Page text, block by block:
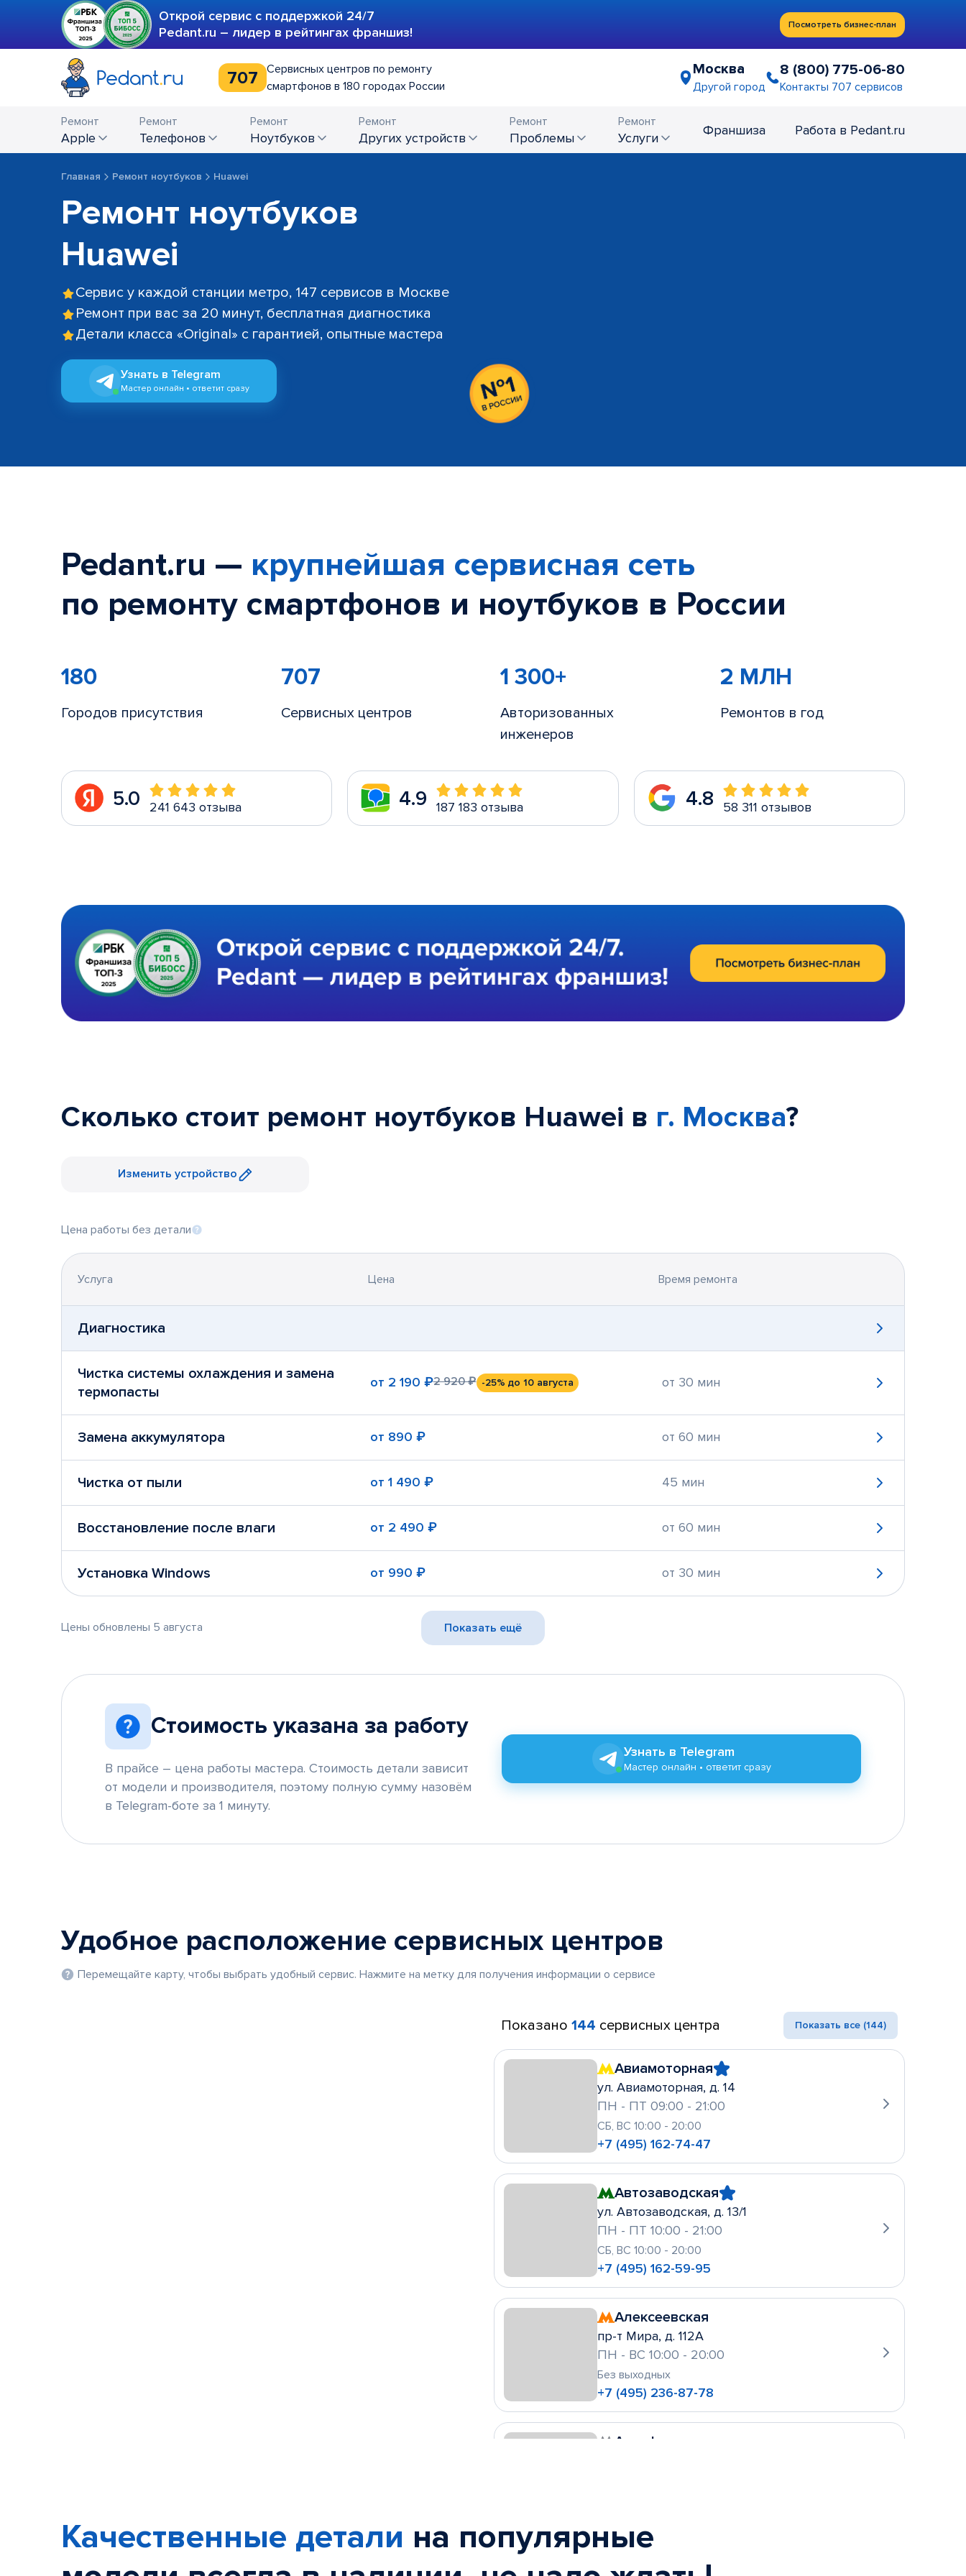
Открой сервис с поддержкой 24/7
Pedant.ru – лидер в рейтингах франшиз!
Посмотреть бизнес-план
707
Сервисных центров по ремонту
смартфонов в 180 городах России
Москва
Другой город
8 (800) 775-06-80
Контакты 707 сервисов
Ремонт
Apple
Ремонт
телефонов
Ремонт
ноутбуков
Ремонт
других устройств
Ремонт
проблемы
Ремонт
услуги Франшиза Работа в Pedant.ru
Главная Ремонт ноутбуков Huawei
Ремонт ноутбуков
Huawei
Сервис у каждой станции метро, 147 сервисов в Москве
Ремонт при вас за 20 минут, бесплатная диагностика
Детали класса «Original» с гарантией, опытные мастера
Узнать в Telegram
Мастер онлайн • ответит сразу
Pedant.ru — крупнейшая сервисная сеть
по ремонту смартфонов и ноутбуков в России
180
Городов присутствия
707
Сервисных центров
1 300+
Авторизованных
инженеров
2 МЛН
Ремонтов в год
5.0 241 643 отзыва 4.9 187 183 отзыва 4.8 58 311 отзывов
Сколько стоит ремонт ноутбуков Huawei в г. Москва?
Изменить устройство
Цена работы без детали
Услуга Цена Время ремонта
Диагностика
Чистка системы охлаждения и замена
термопасты
от 2 190 ₽2 920 ₽ -25% до 10 августа от 30 мин
Замена аккумулятора от 890 ₽ от 60 мин
Чистка от пыли от 1 490 ₽ 45 мин
Восстановление после влаги от 2 490 ₽ от 60 мин
Установка Windows от 990 ₽ от 30 мин
Цены обновлены 5 августа Показать ещё
Стоимость указана за работу
В прайсе – цена работы мастера. Стоимость детали зависит
от модели и производителя, поэтому полную сумму назовём
в Telegram-боте за 1 минуту.
Узнать в Telegram
Мастер онлайн • ответит сразу
Удобное расположение сервисных центров
Перемещайте карту, чтобы выбрать удобный сервис. Нажмите на метку для получения информации о сервисе
Показано 144 сервисных центра Показать все (144)
Авиамоторная
ул. Авиамоторная, д. 14
ПН - ПТ 09:00 - 21:00
СБ, ВС 10:00 - 20:00
+7 (495) 162-74-47
Автозаводская
ул. Автозаводская, д. 13/1
ПН - ПТ 10:00 - 21:00
СБ, ВС 10:00 - 20:00
+7 (495) 162-59-95
Алексеевская
пр-т Мира, д. 112А
ПН - ВС 10:00 - 20:00
Без выходных
+7 (495) 236-87-78
Алтуфьево
Аминьевская
Качественные детали на популярные